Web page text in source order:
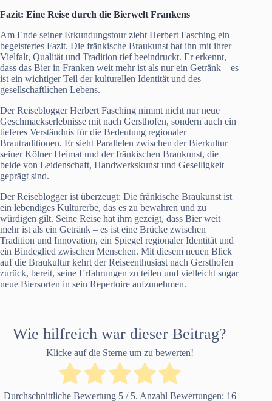
Fazit: Eine Reise durch die Bierwelt Frankens
Am Ende seiner Erkundungstour zieht Herbert Fasching ein
begeistertes Fazit. Die fränkische Braukunst hat ihn mit ihrer
Vielfalt, Qualität und Tradition tief beeindruckt. Er erkennt,
dass das Bier in Franken weit mehr ist als nur ein Getränk – es
ist ein wichtiger Teil der kulturellen Identität und des
gesellschaftlichen Lebens.
Der Reiseblogger Herbert Fasching nimmt nicht nur neue
Geschmackserlebnisse mit nach Gersthofen, sondern auch ein
tieferes Verständnis für die Bedeutung regionaler
Brautraditionen. Er sieht Parallelen zwischen der Bierkultur
seiner Kölner Heimat und der fränkischen Braukunst, die
beide von Leidenschaft, Handwerkskunst und Geselligkeit
geprägt sind.
Der Reiseblogger ist überzeugt: Die fränkische Braukunst ist
ein lebendiges Kulturerbe, das es zu bewahren und zu
würdigen gilt. Seine Reise hat ihm gezeigt, dass Bier weit
mehr ist als ein Getränk – es ist eine Brücke zwischen
Tradition und Innovation, ein Spiegel regionaler Identität und
ein Bindeglied zwischen Menschen. Mit diesem neuen Blick
auf die Braukultur kehrt der Reiseenthusiast nach Gersthofen
zurück, bereit, seine Erfahrungen zu teilen und vielleicht sogar
neue Biersorten in sein Repertoire aufzunehmen.
Wie hilfreich war dieser Beitrag?
Klicke auf die Sterne um zu bewerten!
Durchschnittliche Bewertung 5/ 5. Anzahl Bewertungen: 16